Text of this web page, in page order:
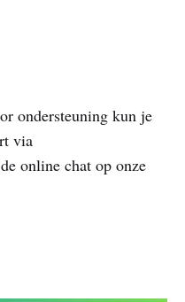
ondersteuning kun je
via
online chat op onze